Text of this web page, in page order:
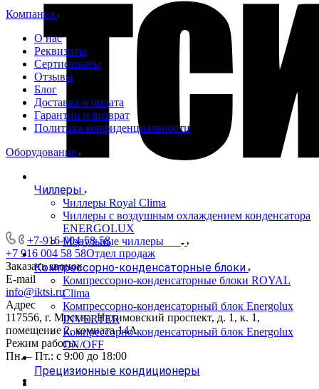
+7-916-004-58-58
+7 916 004 58 58Отдел продаж
Заказать звонок
E-mail
info@iktsi.ru
Адрес
117556, г. Москва, Нахимовский проспект, д. 1, к. 1,
помещение 2, комната 14А
Режим работы
Пн. – Пт.: с 9:00 до 18:00
Компания
О нас
Реквизиты
Сертификаты
Отзывы
Блог
Доставка и оплата
Гарантии и возврат
Политика конфиденциальности
Оборудование
Чиллеры
Чиллеры Royal Clima
Чиллеры с воздушным охлаждением конденсатора
ENERGOLUX
Модульные чиллеры
Компрессорно-конденсаторные блоки
Компрессорно-конденсаторные блоки ROYAL
Clima
Компрессорно-конденсаторный блок Energolux
INVERTER
Компрессорно-конденсаторный блок Energolux
ON/OFF
Прецизионные кондиционеры